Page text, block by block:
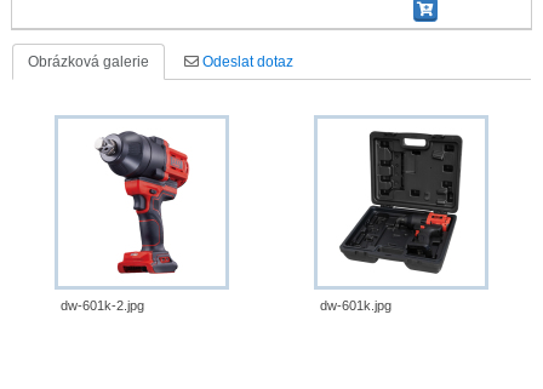
Obrázková galerie Odeslat dotaz
dw-601k-2.jpg dw-601k.jpg